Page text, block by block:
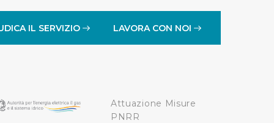
che l’Utente ha fornito
i singoli cookie
IL SERVIZIO LAVORA CON NOI
Attuazione Misure
PNRR